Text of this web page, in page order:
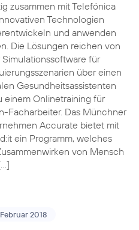
zusammen mit Telefónica
Technologien
und anwenden
Die Lösungen reichen von
Simulationssoftware für
über einen
Gesundheitsassistenten
einem Onlinetraining für
Facharbeiter. Das Münchner
Accurate bietet mit
ein Programm, welches
von Mensch
2018